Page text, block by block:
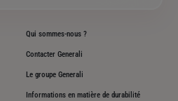
Qui sommes-nous ?
Contacter Generali
Le groupe Generali
Informations en matière de durabilité